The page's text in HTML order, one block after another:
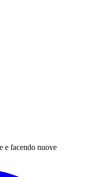
e facendo nuove